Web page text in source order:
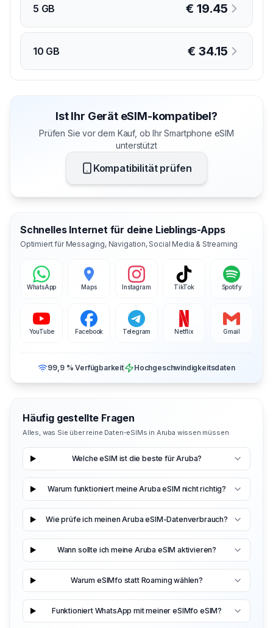
5 GB € 19.45
10 GB € 34.15
Ist Ihr Gerät eSIM-kompatibel?
Prüfen Sie vor dem Kauf, ob Ihr Smartphone eSIM
unterstützt
Kompatibilität prüfen
Schnelles Internet für deine Lieblings-Apps
Optimiert für Messaging, Navigation, Social Media & Streaming
WhatsApp Maps Instagram TikTok Spotify
YouTube Facebook Telegram Netflix Gmail
99,9 % Verfügbarkeit Hochgeschwindigkeitsdaten
Häufig gestellte Fragen
Alles, was Sie über reine Daten-eSIMs in Aruba wissen müssen
Welche eSIM ist die beste für Aruba?
Warum funktioniert meine Aruba eSIM nicht richtig?
Wie prüfe ich meinen Aruba eSIM-Datenverbrauch?
Wann sollte ich meine Aruba eSIM aktivieren?
Warum eSIMfo statt Roaming wählen?
Funktioniert WhatsApp mit meiner eSIMfo eSIM?